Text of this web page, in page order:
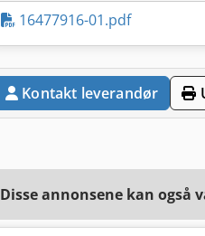
16477916-01.pdf
Kontakt leverandør
Disse annonsene kan også